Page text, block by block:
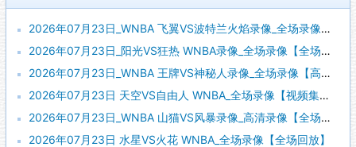
2026年07月23日_WNBA 飞翼VS波特兰火焰录像_全场录像【视频集锦】
2026年07月23日_阳光VS狂热 WNBA录像_全场录像【全场回放】
2026年07月23日_WNBA 王牌VS神秘人录像_全场录像【高清回放】
2026年07月23日 天空VS自由人 WNBA_全场录像【视频集锦】
2026年07月23日_WNBA 山猫VS风暴录像_高清录像【全场回放】
2026年07月23日 水星VS火花 WNBA_全场录像【全场回放】